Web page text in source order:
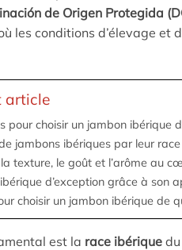
de Origen Protegida
les conditions d’élevage
article
pour choisir un jambon ibérique
jambons ibériques par leur
texture, le goût et l’arôme au
d’exception grâce à son
choisir un jambon ibérique de
est la race ibérique